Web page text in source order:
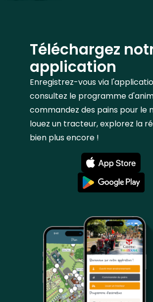
Téléchargez
application
Enregistrez-vous via
consultez le programme
commandez des pains pour le
louez un tracteur, explorez la
bien plus encore !